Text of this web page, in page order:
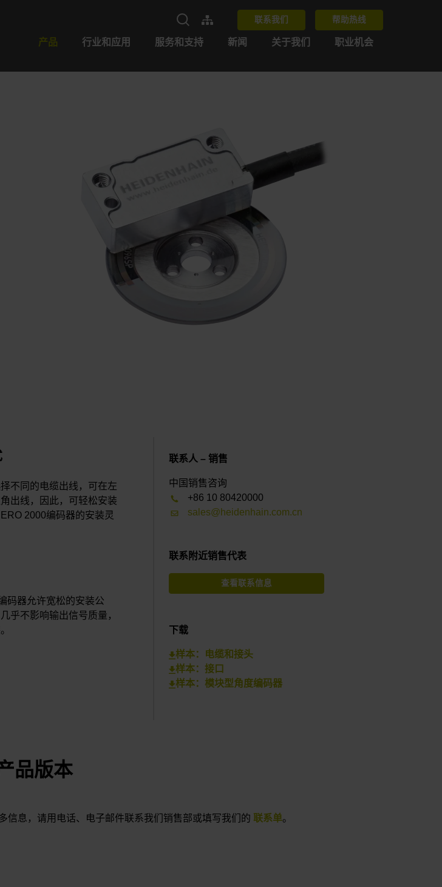
联系我们 帮助热线
产品 行业和应用 服务和支持 新闻 关于我们 职业机会
不同的电缆出线，可在左
出线，因此，可轻松安装
2000编码器的安装灵
码器允许宽松的安装公
乎不影响输出信号质量，
联系人 – 销售
中国销售咨询
+86 10 80420000
sales@heidenhain.com.cn
联系附近销售代表
查看联系信息
下载
样本：电缆和接头
样本：接口
样本：模块型角度编码器
品版本
信息，请用电话、电子邮件联系我们销售部或填写我们的 联系单。